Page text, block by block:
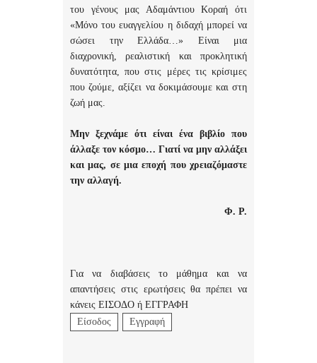
του γένους μας Αδαμάντιου Κοραή ότι
«Μόνο του ευαγγελίου η διδαχή μπορεί να
σώσει την Ελλάδα…» Είναι μια
διαχρονική, ρεαλιστική και προκλητική
δυνατότητα, που στις μέρες τις κρίσιμες
που ζούμε, αξίζει να δοκιμάσουμε και στη
ζωή μας.
Μην ξεχνάμε ότι είναι ένα βιβλίο που
άλλαξε τον κόσμο… Γιατί να μην αλλάξει
και μας, σε μια εποχή που χρειαζόμαστε
την αλλαγή.
Φ. Ρ.
Για να διαβάσεις το μάθημα και να
απαντήσεις στις ερωτήσεις θα πρέπει να
κάνεις ΕΙΣΟΔΟ ή ΕΓΓΡΑΦΗ
Είσοδος
Εγγραφή